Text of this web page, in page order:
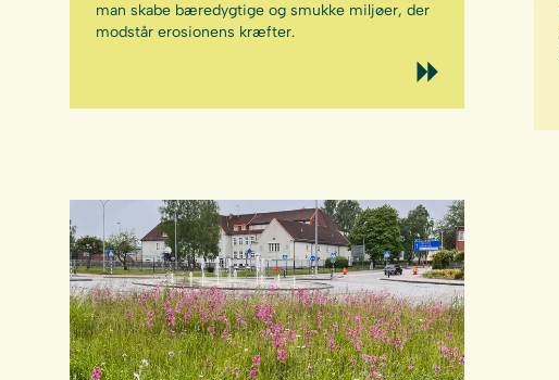
man skabe bæredygtige og smukke miljøer, der
modstår erosionens kræfter.